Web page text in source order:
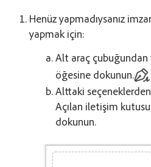
Henüz yapmadıysanız
yapmak için:
Alt araç
öğesine dokunun.
Alttaki seçeneklerden
Açılan iletişim
dokunun.